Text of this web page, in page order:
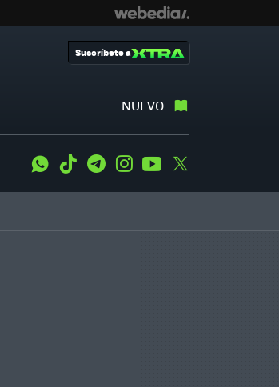
NUEVO
Suscríbete a
WhatsApp
Tiktok TelegramInstagramYoutube